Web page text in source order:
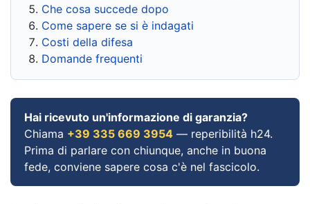
Che cosa succede dopo
Come sapere se si è indagati
Costi della difesa
Domande frequenti
Hai ricevuto un'informazione di garanzia?
Chiama +39 335 669 3954 — reperibilità h24.
Prima di parlare con chiunque, anche in buona
fede, conviene sapere cosa c'è nel fascicolo.